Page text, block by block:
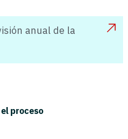
anual de la
proceso